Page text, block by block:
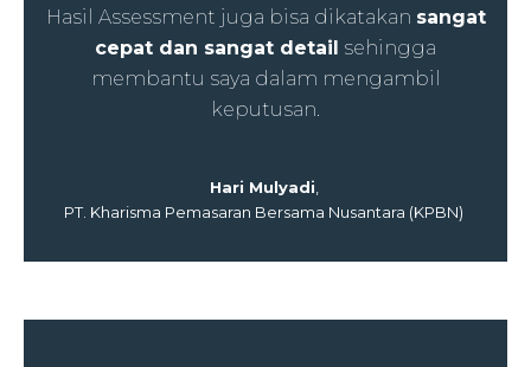
Hasil Assessment juga bisa dikatakan sangat
cepat dan sangat detail sehingga
membantu saya dalam mengambil
keputusan.
Hari Mulyadi,
PT. Kharisma Pemasaran Bersama Nusantara (KPBN)